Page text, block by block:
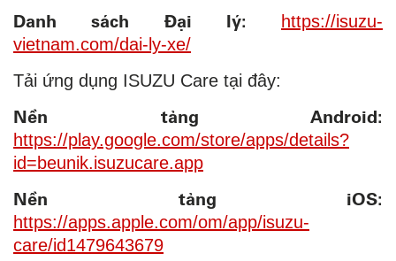
Danh sách Đại lý:
https://isuzu-
vietnam.com/dai-ly-xe/
Tải ứng dụng ISUZU Care tại đây:
Nền tảng Android:
https://play.google.com/store/apps/details?
id=beunik.isuzucare.app
Nền tảng iOS:
https://apps.apple.com/om/app/isuzu-
care/id1479643679